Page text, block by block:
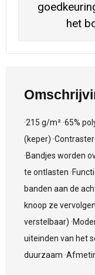
het
·215 g/m² ·65%
(keper)
·Bandjes worden
te ontlasten
banden aan de
knoop ze
verstelbaar)
uiteinden van het
duurzaam